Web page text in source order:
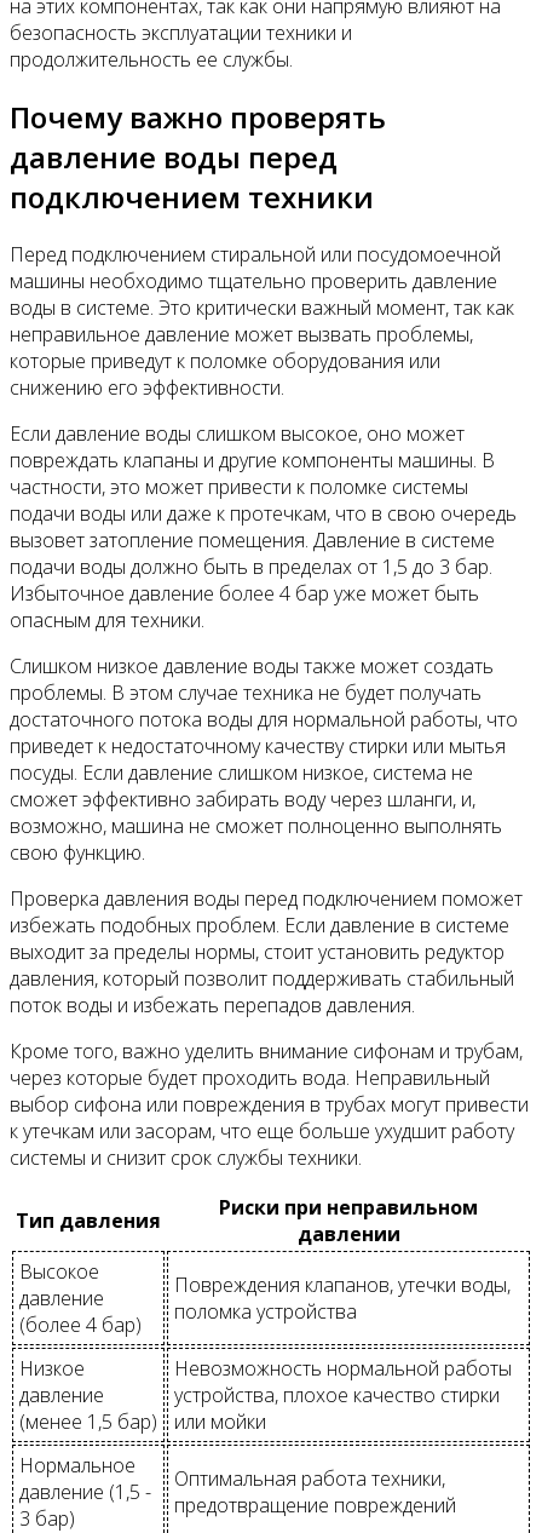
на этих компонентах, так как они напрямую влияют на
безопасность эксплуатации техники и
продолжительность ее службы.
Почему важно проверять
давление воды перед
подключением техники
Перед подключением стиральной или посудомоечной
машины необходимо тщательно проверить давление
воды в системе. Это критически важный момент, так как
неправильное давление может вызвать проблемы,
которые приведут к поломке оборудования или
снижению его эффективности.
Если давление воды слишком высокое, оно может
повреждать клапаны и другие компоненты машины. В
частности, это может привести к поломке системы
подачи воды или даже к протечкам, что в свою очередь
вызовет затопление помещения. Давление в системе
подачи воды должно быть в пределах от 1,5 до 3 бар.
Избыточное давление более 4 бар уже может быть
опасным для техники.
Слишком низкое давление воды также может создать
проблемы. В этом случае техника не будет получать
достаточного потока воды для нормальной работы, что
приведет к недостаточному качеству стирки или мытья
посуды. Если давление слишком низкое, система не
сможет эффективно забирать воду через шланги, и,
возможно, машина не сможет полноценно выполнять
свою функцию.
Проверка давления воды перед подключением поможет
избежать подобных проблем. Если давление в системе
выходит за пределы нормы, стоит установить редуктор
давления, который позволит поддерживать стабильный
поток воды и избежать перепадов давления.
Кроме того, важно уделить внимание сифонам и трубам,
через которые будет проходить вода. Неправильный
выбор сифона или повреждения в трубах могут привести
к утечкам или засорам, что еще больше ухудшит работу
системы и снизит срок службы техники.
Тип давления
Риски при неправильном
давлении
Высокое
давление
(более 4 бар)
Повреждения клапанов, утечки воды,
поломка устройства
Низкое
давление
(менее 1,5 бар)
Невозможность нормальной работы
устройства, плохое качество стирки
или мойки
Нормальное
давление (1,5 -
3 бар)
Оптимальная работа техники,
предотвращение повреждений